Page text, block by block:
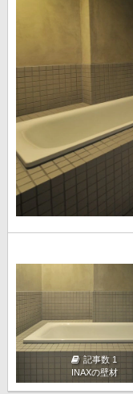
記事数 1
INAXの壁材